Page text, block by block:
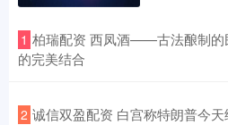
1 柏瑞配资 西凤酒——古法酿制的
的完美结合
2 诚信双盈配资 白宫称特朗普今